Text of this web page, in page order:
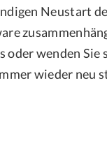
Neustart
wenden Sie
wieder neu